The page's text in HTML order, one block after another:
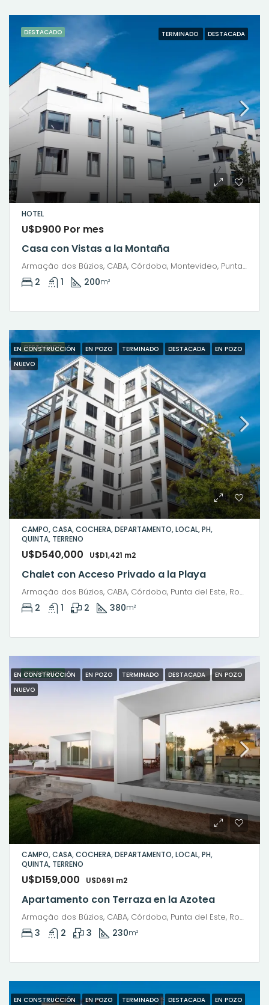
DESTACADO TERMINADO DESTACADA
HOTEL
U$D900 Por mes
Casa con Vistas a la Montaña
Armação dos Búzios, CABA, Córdoba, Montevideo, Punta del Este, Rosario, Santiago de Chile, Valparaíso, Villa Dolores, Viña del Mar
2 1 200m²
DESTACADO
EN CONSTRUCCIÓN EN POZO TERMINADO DESTACADA
EN POZO
NUEVO
CAMPO, CASA, COCHERA, DEPARTAMENTO, LOCAL, PH,
QUINTA, TERRENO
U$D540,000 U$D1,421 m2
Chalet con Acceso Privado a la Playa
Armação dos Búzios, CABA, Córdoba, Punta del Este, Rosario, Santiago de Chile, Valparaíso, Villa Dolores, Viña del Mar
2 1 2 380m²
DESTACADO
EN CONSTRUCCIÓN EN POZO TERMINADO DESTACADA
EN POZO
NUEVO
CAMPO, CASA, COCHERA, DEPARTAMENTO, LOCAL, PH,
QUINTA, TERRENO
U$D159,000 U$D691 m2
Apartamento con Terraza en la Azotea
Armação dos Búzios, CABA, Córdoba, Punta del Este, Rosario, Santiago de Chile, Valparaíso, Villa Dolores, Viña del Mar, Mariano Moreno, General San Martín, Río Grande, Municipio de Río Grande, Departamento Río Grande, Tierra del Fuego, 9420, Argentina
3 2 3 230m²
EN CONSTRUCCIÓN EN POZO TERMINADO DESTACADA
EN POZO